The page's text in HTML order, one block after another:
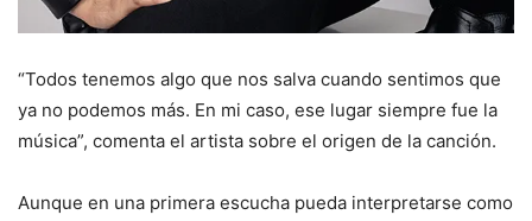
“Todos tenemos algo que nos salva cuando sentimos que
ya no podemos más. En mi caso, ese lugar siempre fue la
música”, comenta el artista sobre el origen de la canción.
Aunque en una primera escucha pueda interpretarse como